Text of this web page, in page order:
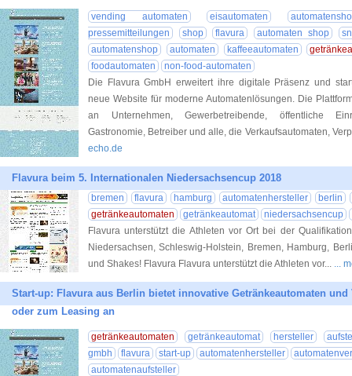
vending automaten eisautomaten
pressemitteilungen
shop flavura automaten shop
automatenshop
automaten kaffeeautomaten
foodautomaten
non-food-automaten
Die Flavura GmbH erweitert ihre digitale Präsenz und
neue Website für moderne Automatenlösungen. Die
an Unternehmen, Gewerbetreibende, öffentliche
Gastronomie, Betreiber und alle, die Verkaufsautomaten,
echo.de
Flavura beim 5. Internationalen Niedersachsencup 2018
bremen flavura hamburg automatenhersteller
berlin
getränkeautomaten
getränkeautomat
niedersachsencup
Flavura unterstützt die Athleten vor Ort bei der
Niedersachsen, Schleswig-Holstein, Bremen, Hamburg,
und Shakes! Flavura Flavura unterstützt die Athleten vor... ...
Start-up: Flavura aus Berlin bietet innovative Getränkeautomaten
oder zum Leasing an
getränkeautomaten getränkeautomat hersteller
gmbh
flavura start-up automatenhersteller
automatenaufsteller